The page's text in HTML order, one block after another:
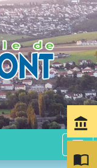
menu
account_balance
import_contacts